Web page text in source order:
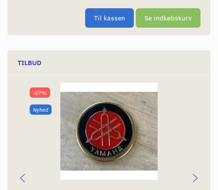
Til kassen Se indkøbskurv
TILBUD
-27%
Nyhed